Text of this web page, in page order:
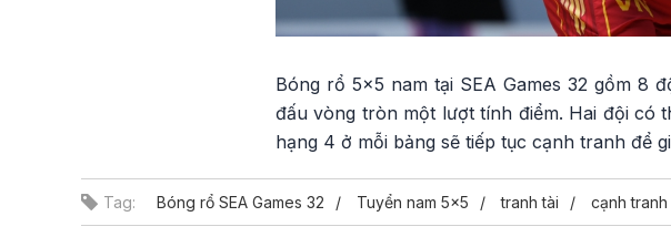
Bóng rổ 5x5 nam tại SEA Games 32 gồm 8
đấu vòng tròn một lượt tính điểm. Hai đội có
hạng 4 ở mỗi bảng sẽ tiếp tục cạnh tranh để
Tag: Bóng rổ SEA Games 32 Tuyển nam 5x5 tranh tài cạnh tranh